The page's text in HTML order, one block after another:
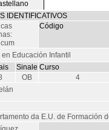
IDENTIFICATIVOS
Código
en Educación Infantil
Sinale Curso
OB 4
da E.U. de Formación